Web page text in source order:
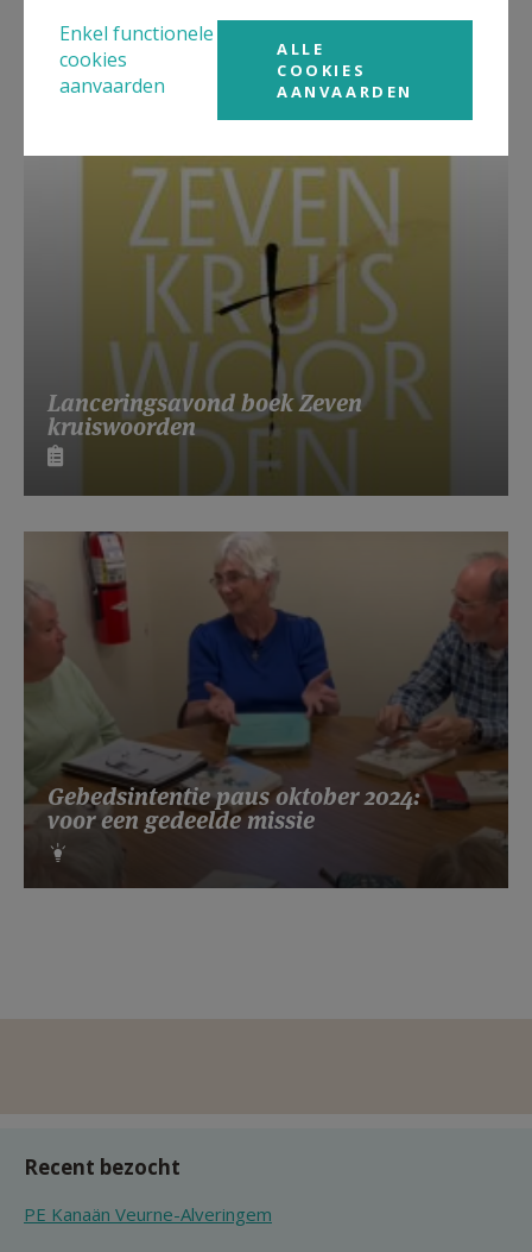
Beroepsvereniging Zorgpastores
Lanceringsavond boek Zeven
kruiswoorden
Gebedsintentie paus oktober 2024:
voor een gedeelde missie
Recent bezocht
PE Kanaän Veurne-Alveringem
Enkel functionele
cookies
aanvaarden
ALLE
COOKIES
AANVAARDEN